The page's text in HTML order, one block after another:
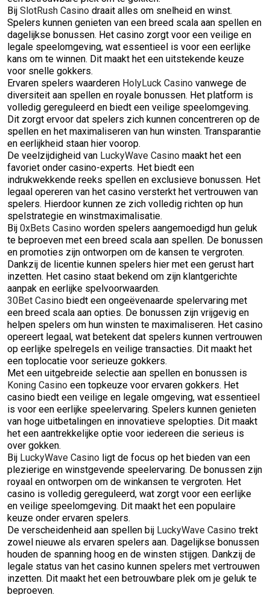
Bij SlotRush Casino draait alles om snelheid en winst.
Spelers kunnen genieten van een breed scala aan spellen en
dagelijkse bonussen. Het casino zorgt voor een veilige en
legale speelomgeving, wat essentieel is voor een eerlijke
kans om te winnen. Dit maakt het een uitstekende keuze
voor snelle gokkers.
Ervaren spelers waarderen HolyLuck Casino vanwege de
diversiteit aan spellen en royale bonussen. Het platform is
volledig gereguleerd en biedt een veilige speelomgeving.
Dit zorgt ervoor dat spelers zich kunnen concentreren op de
spellen en het maximaliseren van hun winsten. Transparantie
en eerlijkheid staan hier voorop.
De veelzijdigheid van LuckyWave Casino maakt het een
favoriet onder casino-experts. Het biedt een
indrukwekkende reeks spellen en exclusieve bonussen. Het
legaal opereren van het casino versterkt het vertrouwen van
spelers. Hierdoor kunnen ze zich volledig richten op hun
spelstrategie en winstmaximalisatie.
Bij 0xBets Casino worden spelers aangemoedigd hun geluk
te beproeven met een breed scala aan spellen. De bonussen
en promoties zijn ontworpen om de kansen te vergroten.
Dankzij de licentie kunnen spelers hier met een gerust hart
inzetten. Het casino staat bekend om zijn klantgerichte
aanpak en eerlijke spelvoorwaarden.
30Bet Casino biedt een ongeëvenaarde spelervaring met
een breed scala aan opties. De bonussen zijn vrijgevig en
helpen spelers om hun winsten te maximaliseren. Het casino
opereert legaal, wat betekent dat spelers kunnen vertrouwen
op eerlijke spelregels en veilige transacties. Dit maakt het
een toplocatie voor serieuze gokkers.
Met een uitgebreide selectie aan spellen en bonussen is
Koning Casino een topkeuze voor ervaren gokkers. Het
casino biedt een veilige en legale omgeving, wat essentieel
is voor een eerlijke speelervaring. Spelers kunnen genieten
van hoge uitbetalingen en innovatieve spelopties. Dit maakt
het een aantrekkelijke optie voor iedereen die serieus is
over gokken.
Bij LuckyWave Casino ligt de focus op het bieden van een
plezierige en winstgevende speelervaring. De bonussen zijn
royaal en ontworpen om de winkansen te vergroten. Het
casino is volledig gereguleerd, wat zorgt voor een eerlijke
en veilige speelomgeving. Dit maakt het een populaire
keuze onder ervaren spelers.
De verscheidenheid aan spellen bij LuckyWave Casino trekt
zowel nieuwe als ervaren spelers aan. Dagelijkse bonussen
houden de spanning hoog en de winsten stijgen. Dankzij de
legale status van het casino kunnen spelers met vertrouwen
inzetten. Dit maakt het een betrouwbare plek om je geluk te
beproeven.